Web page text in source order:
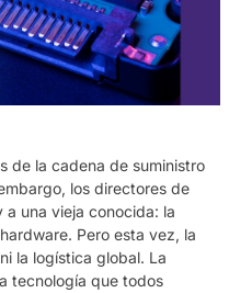
de la cadena de suministro
los directores de
una vieja conocida: la
Pero esta vez, la
la logística global. La
tecnología que todos